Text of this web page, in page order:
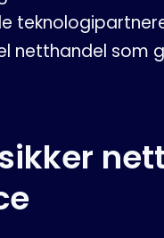
netthandel som